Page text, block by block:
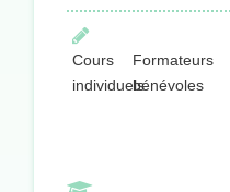
Cours
individuels
Formateurs
bénévoles